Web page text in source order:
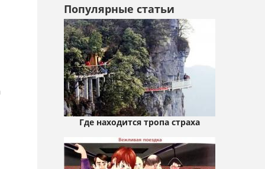
Популярные статьи
Где находится тропа страха